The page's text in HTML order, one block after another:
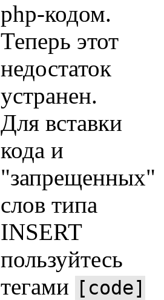
php-кодом.
Теперь этот
недостаток
устранен.
Для вставки
кода и
"запрещенных"
слов типа
INSERT
пользуйтесь
тегами
[code]